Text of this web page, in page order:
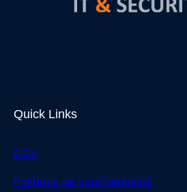
Quick Links
CGV
Politique de confidentialité